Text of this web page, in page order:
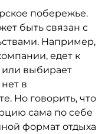
побережье.
быть связан с
Например,
едет к
или выбирает
в
Но говорить, что
сама по себе
формат отдыха